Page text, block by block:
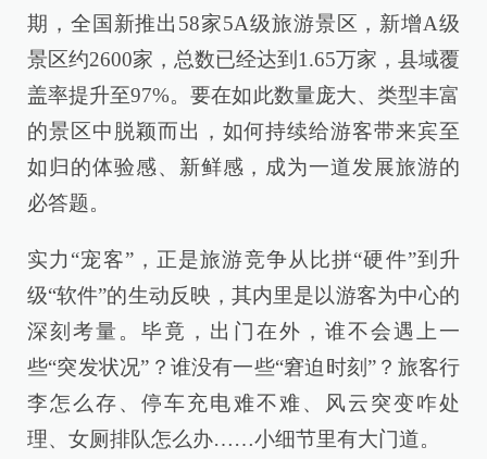
期，全国新推出58家5A级旅游景区，新增A级
景区约2600家，总数已经达到1.65万家，县域覆
盖率提升至97%。要在如此数量庞大、类型丰富
的景区中脱颖而出，如何持续给游客带来宾至
如归的体验感、新鲜感，成为一道发展旅游的
必答题。
实力“宠客”，正是旅游竞争从比拼“硬件”到升
级“软件”的生动反映，其内里是以游客为中心的
深刻考量。毕竟，出门在外，谁不会遇上一
些“突发状况”？谁没有一些“窘迫时刻”？旅客行
李怎么存、停车充电难不难、风云突变咋处
理、女厕排队怎么办……小细节里有大门道。